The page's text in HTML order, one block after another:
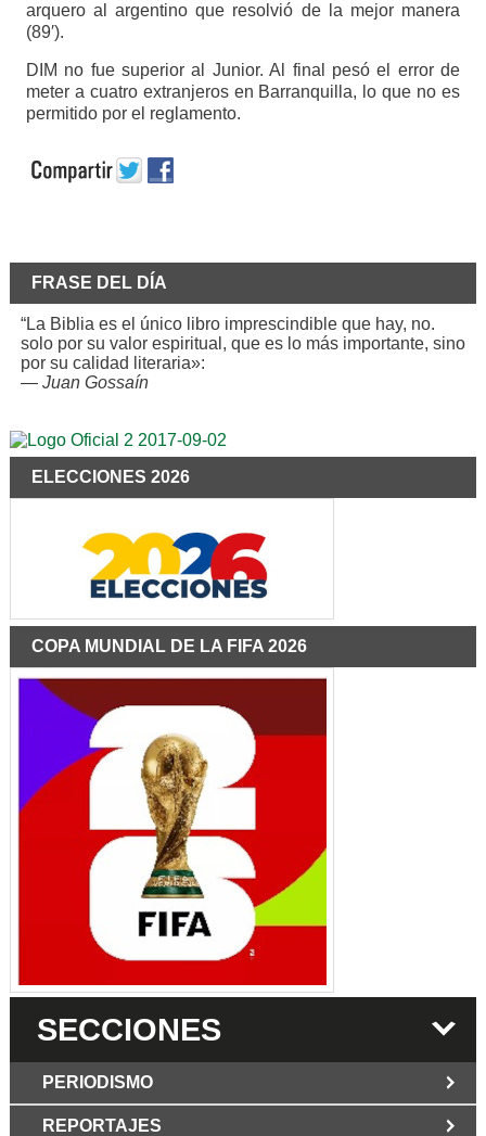
arquero al argentino que resolvió de la mejor manera
(89′).
DIM no fue superior al Junior. Al final pesó el error de
meter a cuatro extranjeros en Barranquilla, lo que no es
permitido por el reglamento.
FRASE DEL DÍA
“La Biblia es el único libro imprescindible que hay, no.
solo por su valor espiritual, que es lo más importante, sino
por su calidad literaria»:
— Juan Gossaín
ELECCIONES 2026
COPA MUNDIAL DE LA FIFA 2026
SECCIONES
PERIODISMO
REPORTAJES